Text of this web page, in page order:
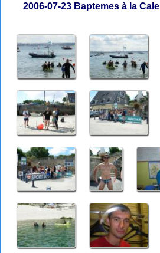
2006-07-23 Baptemes à la Cale